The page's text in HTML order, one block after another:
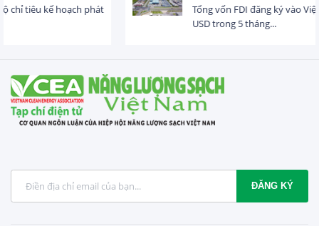
Tổng vốn FDI đăng ký vào Việt Nam đạt gần 25 tỷ
ĐĂNG KÝ